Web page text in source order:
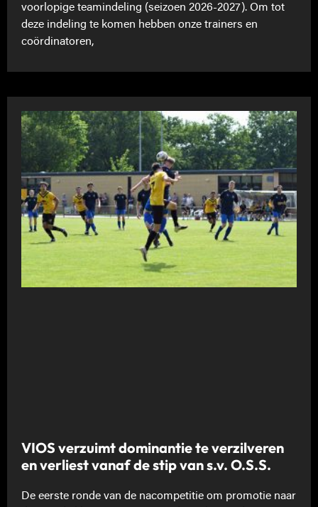
voorlopige teamindeling (seizoen 2026-2027). Om tot
deze indeling te komen hebben onze trainers en
coördinatoren,
VIOS verzuimt dominantie te verzilveren
en verliest vanaf de stip van s.v. O.S.S.
De eerste ronde van de nacompetitie om promotie naar